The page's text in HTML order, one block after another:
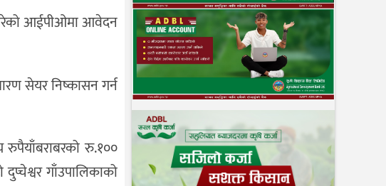
गरेको आईपीओमा आवेदन
सेयर निष्कासन गर्न
रु.१००
गाँउपालिकाको